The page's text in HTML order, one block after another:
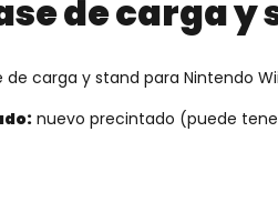
de carga
de carga y stand para Nintendo
nuevo precintado (puede